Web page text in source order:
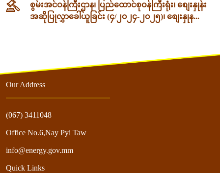
စွမ်းအင်ဝန်ကြီးဌာန၊ ပြည်ထောင်စုဝန်ကြီးရုံး၊ စျေးနှုန်း
အဆိုပြုလွှာခေါ်ယူခြင်း (၄/၂၀၂၄-၂၀၂၅)၊ စျေးနှုန...
Our Address
(067) 3411048
Office No.6,Nay Pyi Taw
info@energy.gov.mm
Quick Links